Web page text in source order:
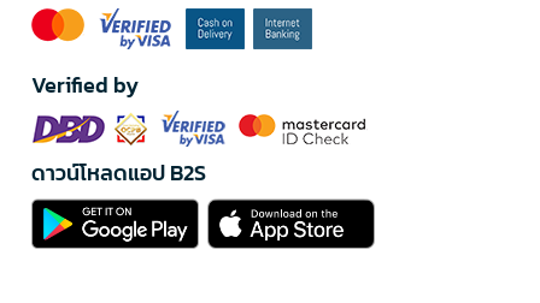
Verified by
ดาวน์โหลดแอป B2S